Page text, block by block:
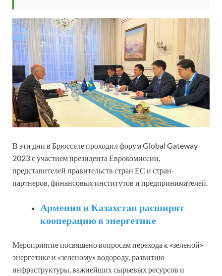
В эти дни в Брюсселе проходил форум Global Gateway
2023 с участием президента Еврокомиссии,
представителей правительств стран ЕС и стран-
партнеров, финансовых институтов и предпринимателей.
Армения и Казахстан расширят
кооперацию в энергетике
Мероприятие посвящено вопросам перехода к «зеленой»
энергетике и «зеленому» водороду, развитию
инфраструктуры, важнейших сырьевых ресурсов и